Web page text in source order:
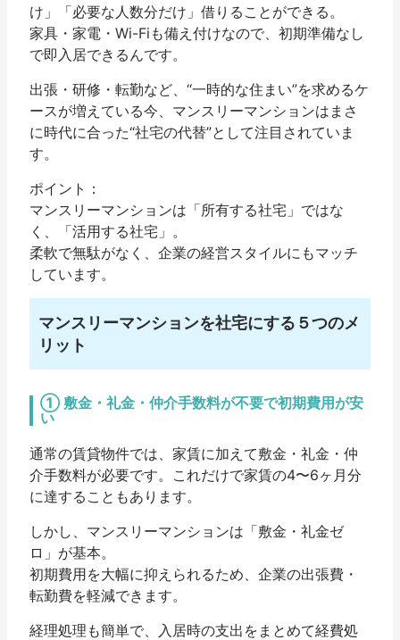
け」「必要な人数分だけ」借りることができる。
家具・家電・Wi-Fiも備え付けなので、 初期準備なし
で即入居できるんです。
出張・研修・転勤など、“一時的な住まい”を求めるケ
ースが増えている今、マンスリーマンションはまさ
に時代に合った“社宅の代替”として注目されていま
す。
ポイント：
マンスリーマンションは「所有する社宅」ではな
く、「活用する社宅」。
柔軟で無駄がなく、企業の経営スタイルにもマッチ
しています。
マンスリーマンションを社宅にする５つのメ
リット
① 敷金・礼金・仲介手数料が不要で初期費用が安
い
通常の賃貸物件では、家賃に加えて敷金・礼金・仲
介手数料が必要です。これだけで家賃の4〜6ヶ月分
に達することもあります。
しかし、マンスリーマンションは「敷金・礼金ゼ
ロ」が基本。
初期費用を大幅に抑えられるため、企業の出張費・
転勤費を軽減できます。
経理処理も簡単で、入居時の支出をまとめて経費処